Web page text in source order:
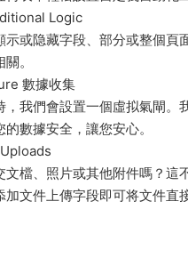
Logic
示或隐藏字段、部分或整個頁
。
數據收集
，我們會設置一個虛拟氣閘。
數據安全，讓您安心。
文檔、照片或其他附件嗎？這
加文件上傳字段即可将文件直